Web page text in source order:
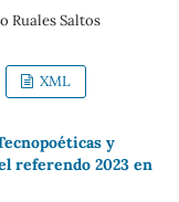
Ruales Saltos
XML
y
referendo 2023 en